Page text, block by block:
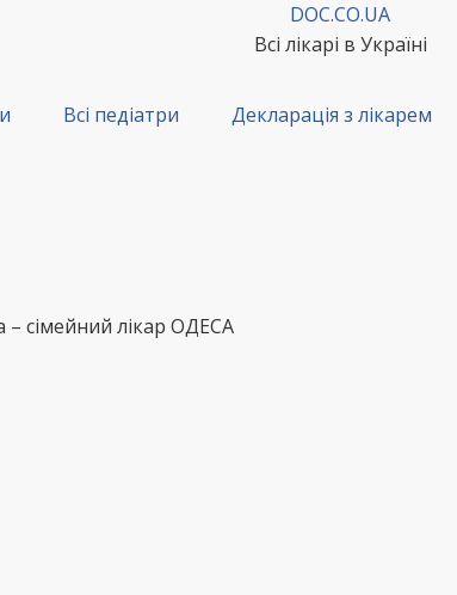
DOC.CO.UA
Всі лікарі в Україні
Всі педіатри Декларація з лікарем
сімейний лікар ОДЕСА